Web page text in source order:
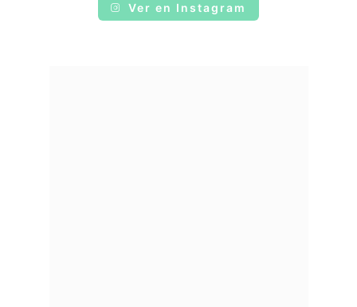
Ver en Instagram